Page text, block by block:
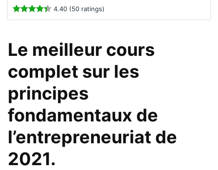
4.40 (50 ratings)
Le meilleur cours
complet sur les
principes
fondamentaux de
l’entrepreneuriat de
2021.